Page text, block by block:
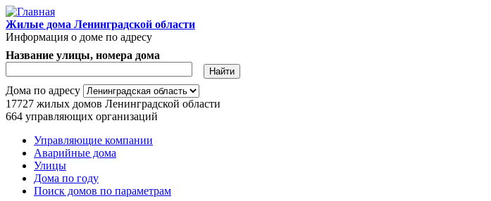
Перейти к основному содержанию
Жилые дома Ленинградской области
Информация о доме по адресу
Название улицы, номера дома
Дома по адресу
17727 жилых домов Ленинградской области
664 управляющих организаций
Главное меню
Управляющие компании
Аварийные дома
Улицы
Дома по году
Поиск домов по параметрам